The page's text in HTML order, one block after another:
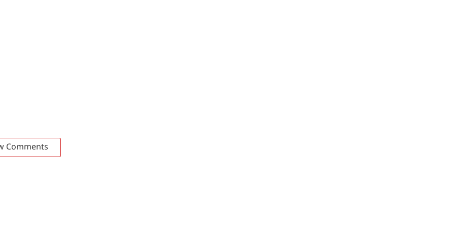
Comments